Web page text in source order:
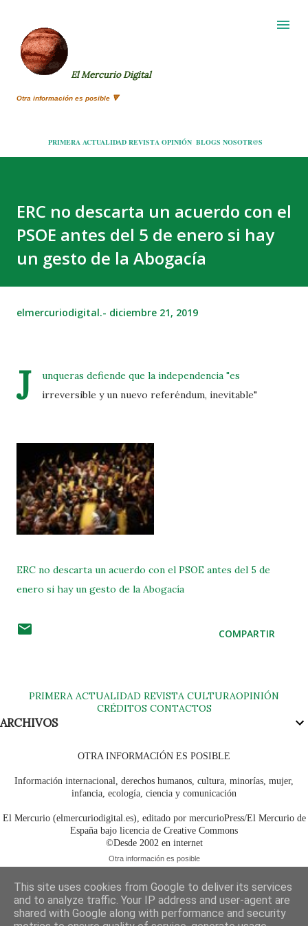
El Mercurio Digital
Otra información es posible 🔻
PRIMERA ACTUALIDAD REVISTA OPINIÓN BLOGS NOSOTR@S
ERC no descarta un acuerdo con el
PSOE antes del 5 de enero si hay
un gesto de la Abogacía
elmercuriodigital.- diciembre 21, 2019
J
unqueras defiende que la independencia "es
irreversible y un nuevo referéndum, inevitable"
ERC no descarta un acuerdo con el PSOE antes del 5 de
enero si hay un gesto de la Abogacía
COMPARTIR
PRIMERA ACTUALIDAD REVISTA CULTURAOPINIÓN
CRÉDITOSCONTACTOS
ARCHIVOS
OTRA INFORMACIÓN ES POSIBLE
Información internacional, derechos humanos, cultura, minorías, mujer,
infancia, ecología, ciencia y comunicación
El Mercurio (elmercuriodigital.es), editado por mercurioPress/El Mercurio de
España bajo licencia de Creative Commons
©Desde 2002 en internet
Otra información es posible
This site uses cookies from Google to deliver its services
and to analyze traffic. Your IP address and user-agent are
shared with Google along with performance and security